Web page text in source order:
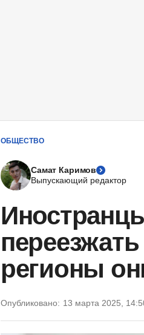
ОБЩЕСТВО
Самат Каримов
Выпускающий редактор
регионы
Опубликовано: 13 марта 2025,